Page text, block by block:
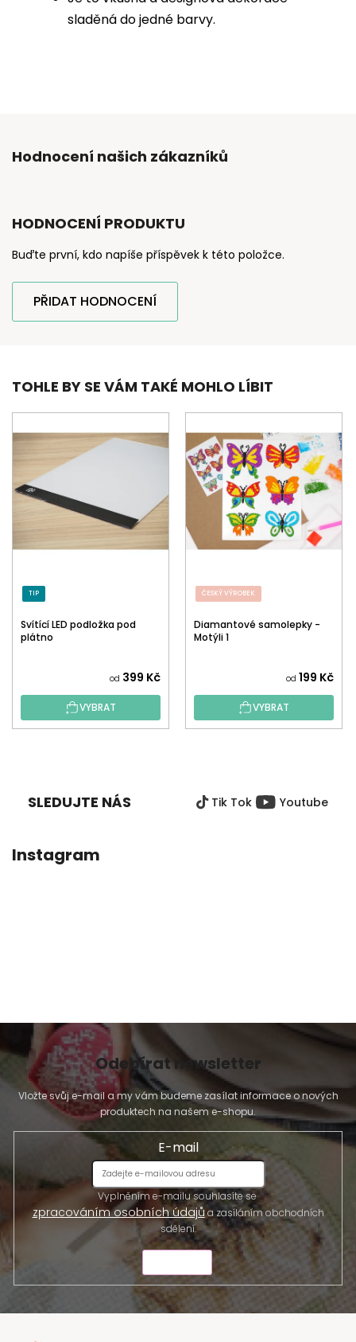
sladěná do jedné barvy.
Hodnocení našich zákazníků
HODNOCENÍ PRODUKTU
Buďte první, kdo napíše příspěvek k této položce.
PŘIDAT HODNOCENÍ
TOHLE BY SE VÁM TAKÉ MOHLO LÍBIT
TIP
Svítící LED podložka pod
plátno
od 399 Kč
VYBRAT
ČESKÝ VÝROBEK
Diamantové samolepky -
Motýli 1
od 199 Kč
VYBRAT
SLEDUJTE NÁS Tik Tok Youtube
Instagram
Odebírat newsletter
Vložte svůj e-mail a my vám budeme zasílat informace o nových
produktech na našem e-shopu.
E-mail
Vyplněním e-mailu souhlasíte se
zpracováním osobních údajůa zasíláním obchodních
sdělení.